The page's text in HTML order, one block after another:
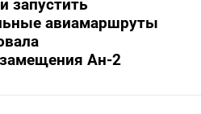
запустить
авиамаршруты
Ан-2